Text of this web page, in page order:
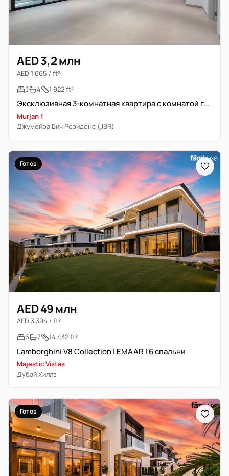
AED 3,2 млн
AED 1 665 / ft²
3
4 1 922 ft²
Эксклюзивная 3-комнатная квартира с комнатой горячей воды | Современный ремонт | Свободна
Murjan 1
Джумейра Бич Резиденс (JBR)
Готов
AED 49 млн
AED 3 394 / ft²
6
7 14 432 ft²
Lamborghini V8 Collection | EMAAR | 6 спальни
Majestic Vistas
Дубай Хиллз
Готов